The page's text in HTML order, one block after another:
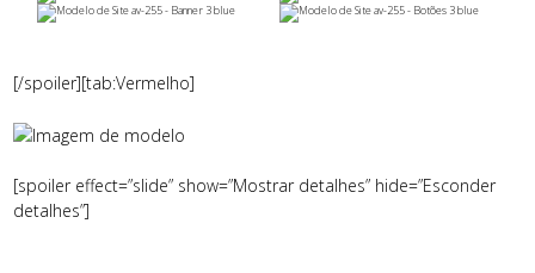
[/spoiler][tab:Vermelho]
[spoiler effect=”slide” show=”Mostrar detalhes” hide=”Esconder
detalhes”]